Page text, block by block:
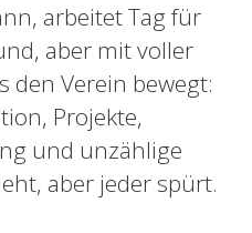
arbeitet Tag für
aber mit voller
den Verein bewegt:
Projekte,
und unzählige
aber jeder spürt.